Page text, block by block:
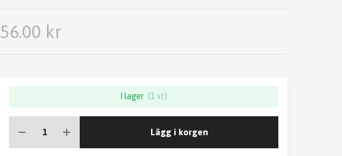
56.00 kr
I lager (1 st)
Lägg i korgen